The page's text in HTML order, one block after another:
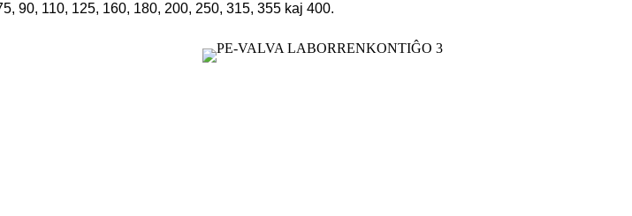
90, 110, 125, 160, 180, 200, 250, 315, 355 kaj 400.